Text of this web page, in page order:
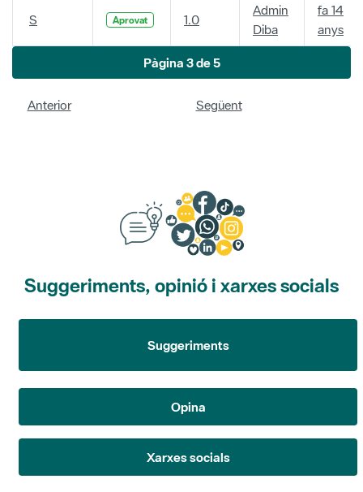
S Aprovat 1.0
Admin
Diba
fa 14
anys
Pàgina 3 de 5
Anterior Següent
Suggeriments, opinió i xarxes socials
Suggeriments
Opina
Xarxes socials